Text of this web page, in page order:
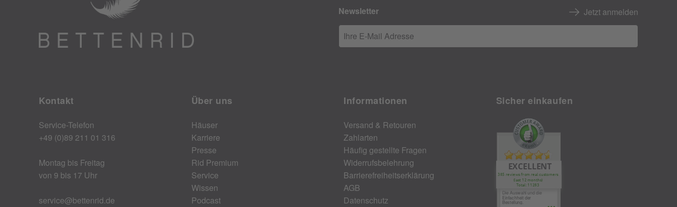
Newsletter Jetzt anmelden
Ihre E-Mail Adresse
Kontakt
Service-Telefon
+49 (0)89 211 01 316
Montag bis Freitag
von 9 bis 17 Uhr
service@bettenrid.de
Über uns
Häuser
Karriere
Presse
Rid Premium
Service
Wissen
Podcast
Informationen
Versand & Retouren
Zahlarten
Häufig gestellte Fragen
Widerrufsbelehrung
Barrierefreiheitserklärung
AGB
Datenschutz
Sicher einkaufen
EXCELLENT
385 reviews from real customers
(last 12 months)
Total: 11283
Die Auswahl und die
Einfachheit der
Bestellung.